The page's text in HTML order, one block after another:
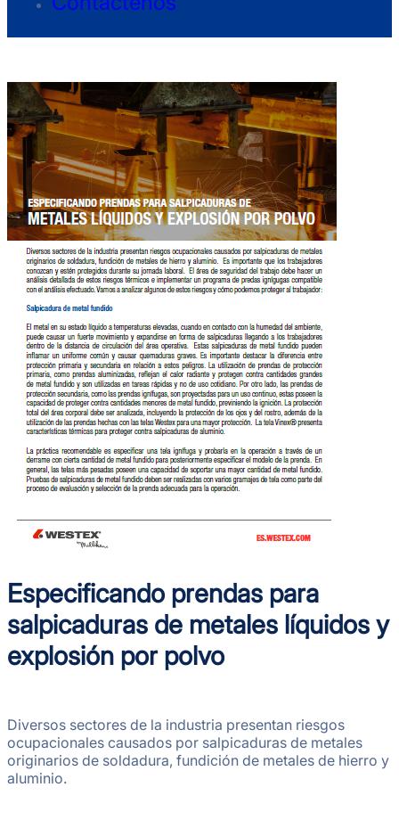
Especificando prendas para
salpicaduras de metales líquidos y
explosión por polvo
Diversos sectores de la industria presentan riesgos
ocupacionales causados por salpicaduras de metales
originarios de soldadura, fundición de metales de hierro y
aluminio.